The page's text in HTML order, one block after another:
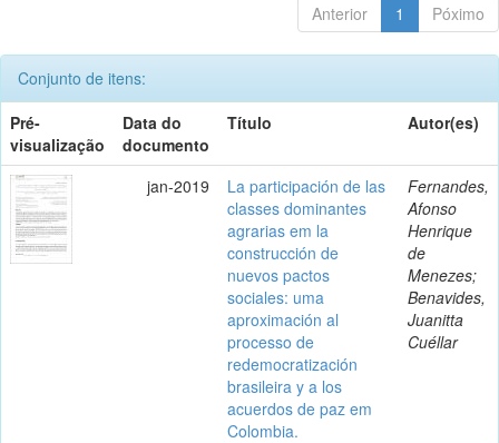
Anterior 1 Póximo
Conjunto de itens:
Pré-
visualização
Data do
documento
Título Autor(es)
jan-2019
La participación de las
classes dominantes
agrarias em la
construcción de
nuevos pactos
sociales: uma
aproximación al
processo de
redemocratización
brasileira y a los
acuerdos de paz em
Colombia.
Fernandes,
Afonso
Henrique
de
Menezes;
Benavides,
Juanitta
Cuéllar